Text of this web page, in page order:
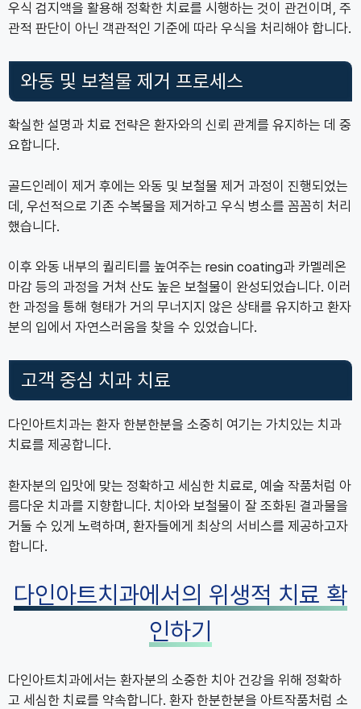
우식 검지액을 활용해 정확한 치료를 시행하는 것이 관건이며, 주
관적 판단이 아닌 객관적인 기준에 따라 우식을 처리해야 합니다.
와동 및 보철물 제거 프로세스
확실한 설명과 치료 전략은 환자와의 신뢰 관계를 유지하는 데 중
요합니다.
골드인레이 제거 후에는 와동 및 보철물 제거 과정이 진행되었는
데, 우선적으로 기존 수복물을 제거하고 우식 병소를 꼼꼼히 처리
했습니다.
이후 와동 내부의 퀄리티를 높여주는 resin coating과 카멜레온
마감 등의 과정을 거쳐 산도 높은 보철물이 완성되었습니다. 이러
한 과정을 통해 형태가 거의 무너지지 않은 상태를 유지하고 환자
분의 입에서 자연스러움을 찾을 수 있었습니다.
고객 중심 치과 치료
다인아트치과는 환자 한분한분을 소중히 여기는 가치있는 치과
치료를 제공합니다.
환자분의 입맛에 맞는 정확하고 세심한 치료로, 예술 작품처럼 아
름다운 치과를 지향합니다. 치아와 보철물이 잘 조화된 결과물을
거둘 수 있게 노력하며, 환자들에게 최상의 서비스를 제공하고자
합니다.
다인아트치과에서의 위생적 치료 확
인하기
다인아트치과에서는 환자분의 소중한 치아 건강을 위해 정확하
고 세심한 치료를 약속합니다. 환자 한분한분을 아트작품처럼 소